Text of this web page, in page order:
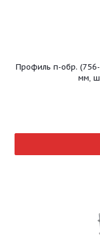
Профиль п-обр.
мм,